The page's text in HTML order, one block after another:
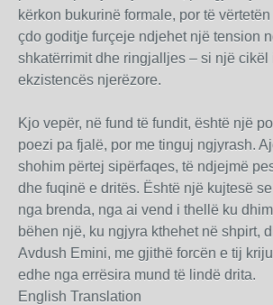
kërkon bukurinë formale, por të
çdo goditje furçeje ndjehet një tension
shkatërrimit dhe ringjalljes – si një cikël
ekzistencës njerëzore.
Kjo vepër, në fund të fundit, është një
poezi pa fjalë, por me tinguj ngjyrash.
shohim përtej sipërfaqes, të ndjejmë
dhe fuqinë e dritës. Është një kujtesë
nga brenda, nga ai vend i thellë ku
bëhen një, ku ngjyra kthehet në shpirt,
Avdush Emini, me gjithë forcën e tij
edhe nga errësira mund të lindë drita.
English Translation